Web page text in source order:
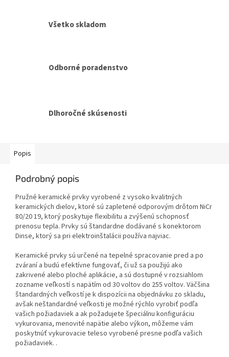
Všetko skladom
Odborné poradenstvo
Dlhoročné skúsenosti
Popis
Podrobný popis
Pružné keramické prvky vyrobené z vysoko kvalitných
keramických dielov, ktoré sú zapletené odporovým drôtom NiCr
80/20 19, ktorý poskytuje flexibilitu a zvýšenú schopnosť
prenosu tepla. Prvky sú štandardne dodávané s konektorom
Dinse, ktorý sa pri elektroinštalácii používa najviac.
Keramické prvky sú určené na tepelné spracovanie pred a po
zváraní a budú efektívne fungovať, či už sa použijú ako
zakrivené alebo ploché aplikácie, a sú dostupné v rozsiahlom
zozname veľkostí s napätím od 30 voltov do 255 voltov. Väčšina
štandardných veľkostí je k dispozícii na objednávku zo skladu,
avšak neštandardné veľkosti je možné rýchlo vyrobiť podľa
vašich požiadaviek a ak požadujete špeciálnu konfiguráciu
vykurovania, menovité napätie alebo výkon, môžeme vám
poskytnúť vykurovacie teleso vyrobené presne podľa vašich
požiadaviek. .